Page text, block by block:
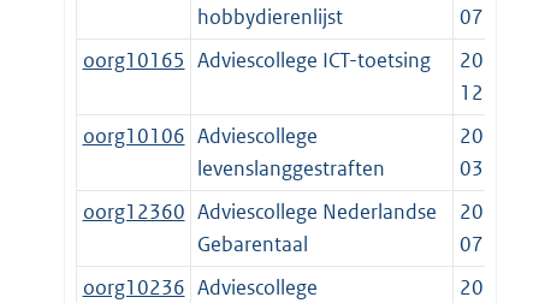
hobbydierenlijst
07-22
oorg10165 Adviescollege ICT-toetsing
2020-
12-31
oorg10106 Adviescollege
levenslanggestraften
2017-
03-01
oorg12360 Adviescollege Nederlandse
Gebarentaal
2021-
07-01
oorg10236 Adviescollege
2022-